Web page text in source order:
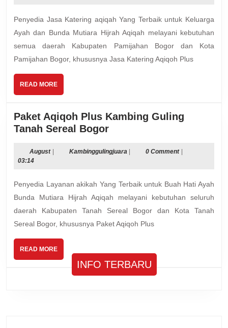
Guling
Pamijahan
Bogor
Penyedia Jasa Katering aqiqah Yang Terbaik untuk Keluarga
Ayah dan Bunda Mutiara Hijrah Aqiqah melayani kebutuhan
semua daerah Kabupaten Pamijahan Bogor dan Kota
Pamijahan Bogor, khususnya Jasa Katering Aqiqoh Plus
READ MOREREAD
MORE
Paket Aqiqoh Plus Kambing Guling
Tanah Sereal BogorPaket
Plus
Tanah
Sereal
Bogor
AugustAugustKambinggulingjuaraKambinggulingjuara
0 Comment
03:14
Penyedia Layanan akikah Yang Terbaik untuk Buah Hati Ayah
Bunda Mutiara Hijrah Aqiqah melayani kebutuhan seluruh
daerah Kabupaten Tanah Sereal Bogor dan Kota Tanah
Sereal Bogor, khususnya Paket Aqiqoh Plus
READ MOREREAD
MORE
INFO TERBARU